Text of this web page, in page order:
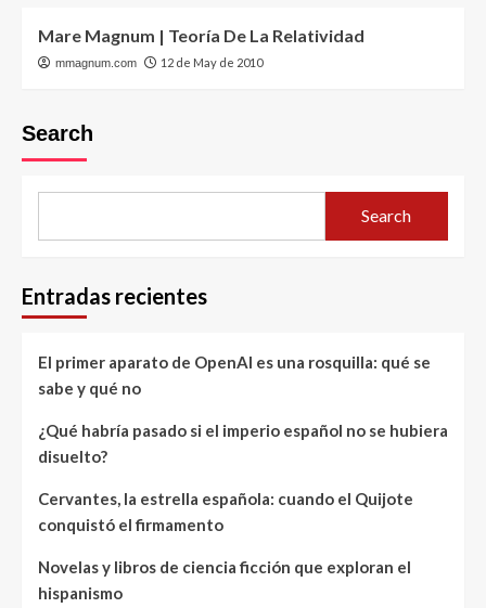
Mare Magnum | Teoría De La Relatividad
mmagnum.com 12 de May de 2010
Search
Search
Entradas recientes
El primer aparato de OpenAI es una rosquilla: qué se
sabe y qué no
¿Qué habría pasado si el imperio español no se hubiera
disuelto?
Cervantes, la estrella española: cuando el Quijote
conquistó el firmamento
Novelas y libros de ciencia ficción que exploran el
hispanismo